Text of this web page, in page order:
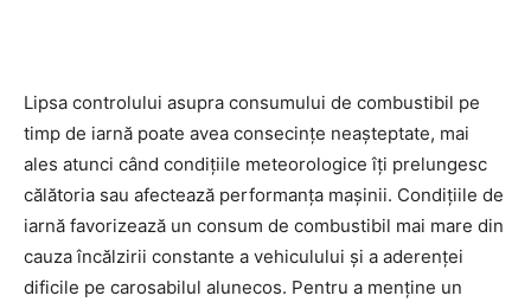
Lipsa controlului asupra consumului de combustibil pe
timp de iarnă poate avea consecințe neașteptate, mai
ales atunci când condițiile meteorologice îți prelungesc
călătoria sau afectează performanța mașinii. Condițiile de
iarnă favorizează un consum de combustibil mai mare din
cauza încălzirii constante a vehiculului și a aderenței
dificile pe carosabilul alunecos. Pentru a menține un